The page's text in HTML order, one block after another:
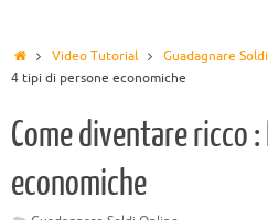
Video Tutorial Guadagnare
4 tipi di persone economiche
Come diventare ricco
economiche